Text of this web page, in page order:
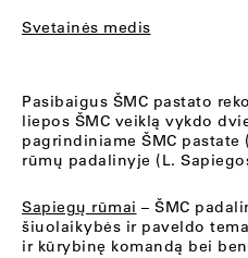
Svetainės medis
Pasibaigus ŠMC pastato
liepos ŠMC veiklą vykdo
pagrindiniame ŠMC pastate
rūmų padalinyje (L.
Sapiegų rūmai – ŠMC
šiuolaikybės ir paveldo
ir kūrybinę komandą bei